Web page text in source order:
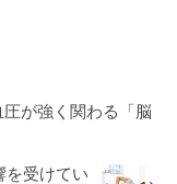
が強く関わる「脳
を受けてい